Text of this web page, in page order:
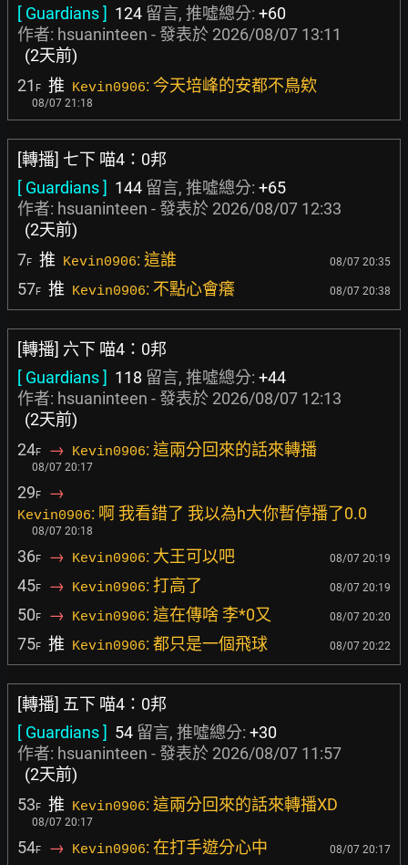
[ Guardians ] 124 留言, 推噓總分: +60
作者: hsuaninteen - 發表於 2026/08/07 13:11
(2天前)
21 F 推 Kevin0906: 今天培峰的安都不鳥欸
08/07 21:18
[轉播] 七下 喵4：0邦
[ Guardians ] 144 留言, 推噓總分: +65
作者: hsuaninteen - 發表於 2026/08/07 12:33
(2天前)
7F 推 Kevin0906: 這誰 08/07 20:35
57F 推 Kevin0906: 不點心會癢 08/07 20:38
[轉播] 六下 喵4：0邦
[ Guardians ] 118 留言, 推噓總分: +44
作者: hsuaninteen - 發表於 2026/08/07 12:13
(2天前)
24F → Kevin0906: 這兩分回來的話來轉播
08/07 20:17
29F →
Kevin0906: 啊 我看錯了 我以為h大你暫停播了0.0
08/07 20:18
36F → Kevin0906: 大王可以吧 08/07 20:19
45F → Kevin0906: 打高了 08/07 20:19
50F → Kevin0906: 這在傳啥 李*0又 08/07 20:20
75F 推 Kevin0906: 都只是一個飛球 08/07 20:22
[轉播] 五下 喵4：0邦
[ Guardians ] 54 留言, 推噓總分: +30
作者: hsuaninteen - 發表於 2026/08/07 11:57
(2天前)
53F 推 Kevin0906: 這兩分回來的話來轉播XD
08/07 20:17
54F → Kevin0906: 在打手遊分心中 08/07 20:17